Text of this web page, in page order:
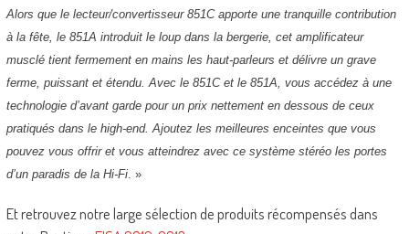
Alors que le lecteur/convertisseur 851C apporte une tranquille contribution
à la fête, le 851A introduit le loup dans la bergerie, cet amplificateur
musclé tient fermement en mains les haut-parleurs et délivre un grave
ferme, puissant et étendu. Avec le 851C et le 851A, vous accédez à une
technologie d’avant garde pour un prix nettement en dessous de ceux
pratiqués dans le high-end. Ajoutez les meilleures enceintes que vous
pouvez vous offrir et vous atteindrez avec ce système stéréo les portes
d’un paradis de la Hi-Fi. »
Et retrouvez notre large sélection de produits récompensés dans